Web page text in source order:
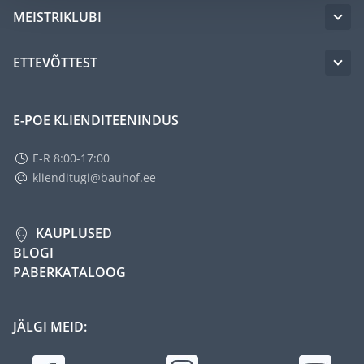
MEISTRIKLUBI
ETTEVÕTTEST
E-POE KLIENDITEENINDUS
E-R 8:00-17:00
klienditugi@bauhof.ee
KAUPLUSED
BLOGI
PABERKATALOOG
JÄLGI MEID: